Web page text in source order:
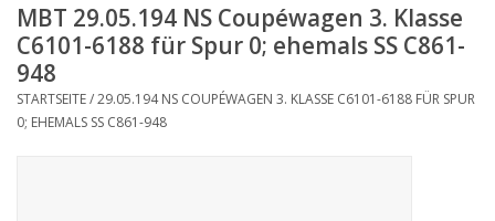
Holzbau
Landschaft
MBT 29.05.194 NS Coupéwagen 3. Klasse
C6101-6188 für Spur 0; ehemals SS C861-
948
STARTSEITE/29.05.194 NS COUPÉWAGEN 3. KLASSE C6101-6188 FÜR SPUR
0; EHEMALS SS C861-948